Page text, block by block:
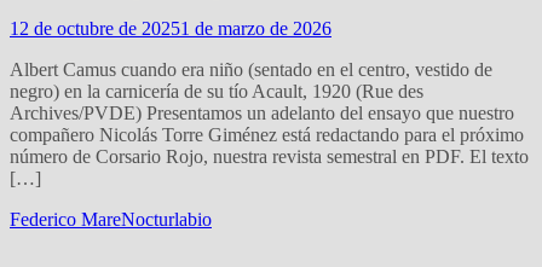
12 de octubre de 20251 de marzo de 2026
Albert Camus cuando era niño (sentado en el centro, vestido de
negro) en la carnicería de su tío Acault, 1920 (Rue des
Archives/PVDE) Presentamos un adelanto del ensayo que nuestro
compañero Nicolás Torre Giménez está redactando para el próximo
número de Corsario Rojo, nuestra revista semestral en PDF. El texto
[…]
Federico MareNocturlabio